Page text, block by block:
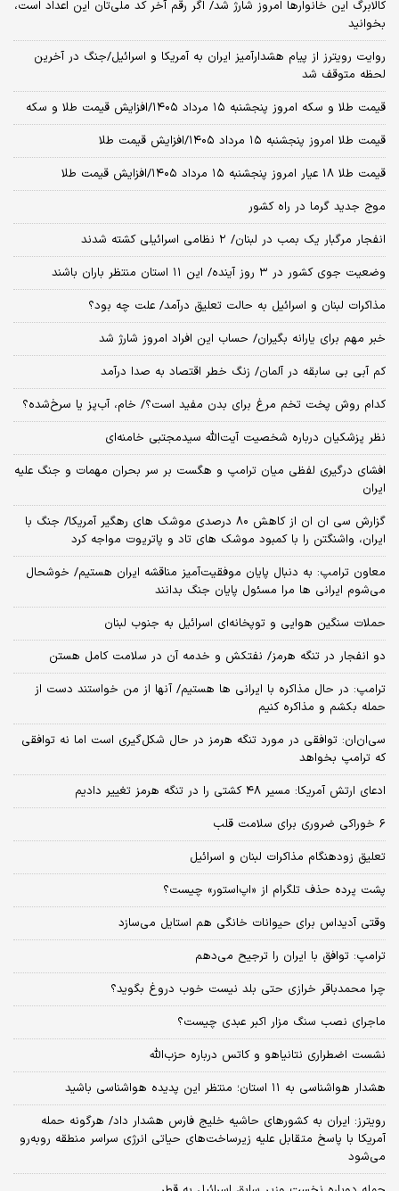
کالابرگ این خانوارها امروز شارژ شد/ اگر رقم آخر کد ملی‌تان این اعداد است،
بخوانید
روایت رویترز از پیام هشدارآمیز ایران به آمریکا و اسرائیل/جنگ در آخرین
لحظه متوقف شد
قیمت طلا و سکه امروز پنجشنبه ۱۵ مرداد ۱۴۰۵/افزایش قیمت طلا و سکه
قیمت طلا امروز پنجشنبه ۱۵ مرداد ۱۴۰۵/افزایش قیمت طلا
قیمت طلا ۱۸ عیار امروز پنجشنبه ۱۵ مرداد ۱۴۰۵/افزایش قیمت طلا
موج جدید گرما در راه کشور
انفجار مرگبار یک بمب در لبنان/ ۲ نظامی اسرائیلی کشته شدند
وضعیت جوی کشور در ۳ روز آینده/ این ۱۱ استان منتظر باران باشند
مذاکرات لبنان و اسرائیل به حالت تعلیق درآمد/ علت چه بود؟
خبر مهم برای یارانه بگیران/ حساب این افراد امروز شارژ شد
کم آبی بی سابقه در آلمان/ زنگ خطر اقتصاد به صدا درآمد
کدام روش پخت تخم مرغ برای بدن مفید است؟/ خام، آب‌پز یا سرخ‌شده؟
نظر پزشکیان درباره شخصیت آیت‌الله سیدمجتبی خامنه‌ای
افشای درگیری لفظی میان ترامپ و هگست بر سر بحران مهمات و جنگ علیه
ایران
گزارش سی ان ان از کاهش ۸۰ درصدی موشک های رهگیر آمریکا/ جنگ با
ایران، واشنگتن را با کمبود موشک های تاد و پاتریوت مواجه کرد
معاون ترامپ: به دنبال پایان موفقیت‌آمیز مناقشه ایران هستیم/ خوشحال
می‌شوم ایرانی ها مرا مسئول پایان جنگ بدانند
حملات سنگین هوایی و توپخانه‌ای اسرائیل به جنوب لبنان
دو انفجار در تنگه هرمز/ نفتکش و خدمه آن در سلامت کامل هستن
ترامپ: در حال مذاکره با ایرانی ها هستیم/ آنها از من خواستند دست از
حمله بکشم و مذاکره کنیم
سی‌ان‌ان: توافقی در مورد تنگه هرمز در حال شکل‌گیری است اما نه توافقی
که ترامپ بخواهد
ادعای ارتش آمریکا: مسیر ۴۸ کشتی را در تنگه هرمز تغییر دادیم
۶ خوراکی ضروری برای سلامت قلب
تعلیق زودهنگام مذاکرات لبنان و اسرائیل
پشت پرده حذف تلگرام از «اپ‌استور» چیست؟
وقتی آدیداس برای حیوانات خانگی هم استایل می‌سازد
ترامپ: توافق با ایران را ترجیح می‌دهم
چرا محمدباقر خرازی حتی بلد نیست خوب دروغ بگوید؟
ماجرای نصب سنگ مزار اکبر عبدی چیست؟
نشست اضطراری نتانیاهو و کاتس درباره حزب‌الله
هشدار هواشناسی به ۱۱ استان؛ منتظر این پدیده هواشناسی باشید
رویترز: ایران به کشورهای حاشیه خلیج فارس هشدار داد/ هرگونه حمله
آمریکا با پاسخ متقابل علیه زیرساخت‌های حیاتی انرژی سراسر منطقه روبه‌رو
می‌شود